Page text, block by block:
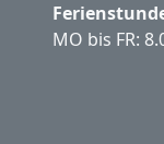
MO bis FR: